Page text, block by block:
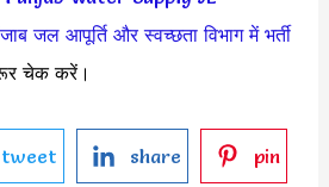
जल आपूर्ति और स्वच्छता विभाग में भर्ती
चेक करें।
tweet share pin